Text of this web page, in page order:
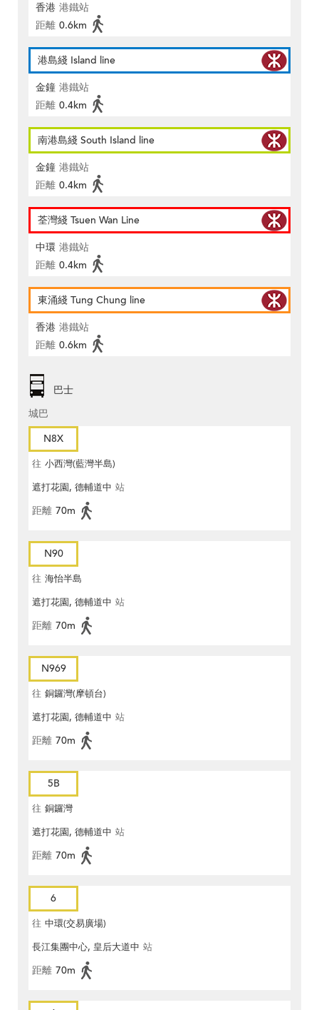
香港 港鐵站
距離 0.6km
港島綫 Island line
金鐘 港鐵站
距離 0.4km
南港島綫 South Island line
金鐘 港鐵站
距離 0.4km
荃灣綫 Tsuen Wan Line
中環 港鐵站
距離 0.4km
東涌綫 Tung Chung line
香港 港鐵站
距離 0.6km
巴士
城巴
N8X
往 小西灣(藍灣半島)
遮打花園, 德輔道中 站
距離 70m
N90
往 海怡半島
遮打花園, 德輔道中 站
距離 70m
N969
往 銅鑼灣(摩頓台)
遮打花園, 德輔道中 站
距離 70m
5B
往 銅鑼灣
遮打花園, 德輔道中 站
距離 70m
6
往 中環(交易廣場)
長江集團中心, 皇后大道中 站
距離 70m